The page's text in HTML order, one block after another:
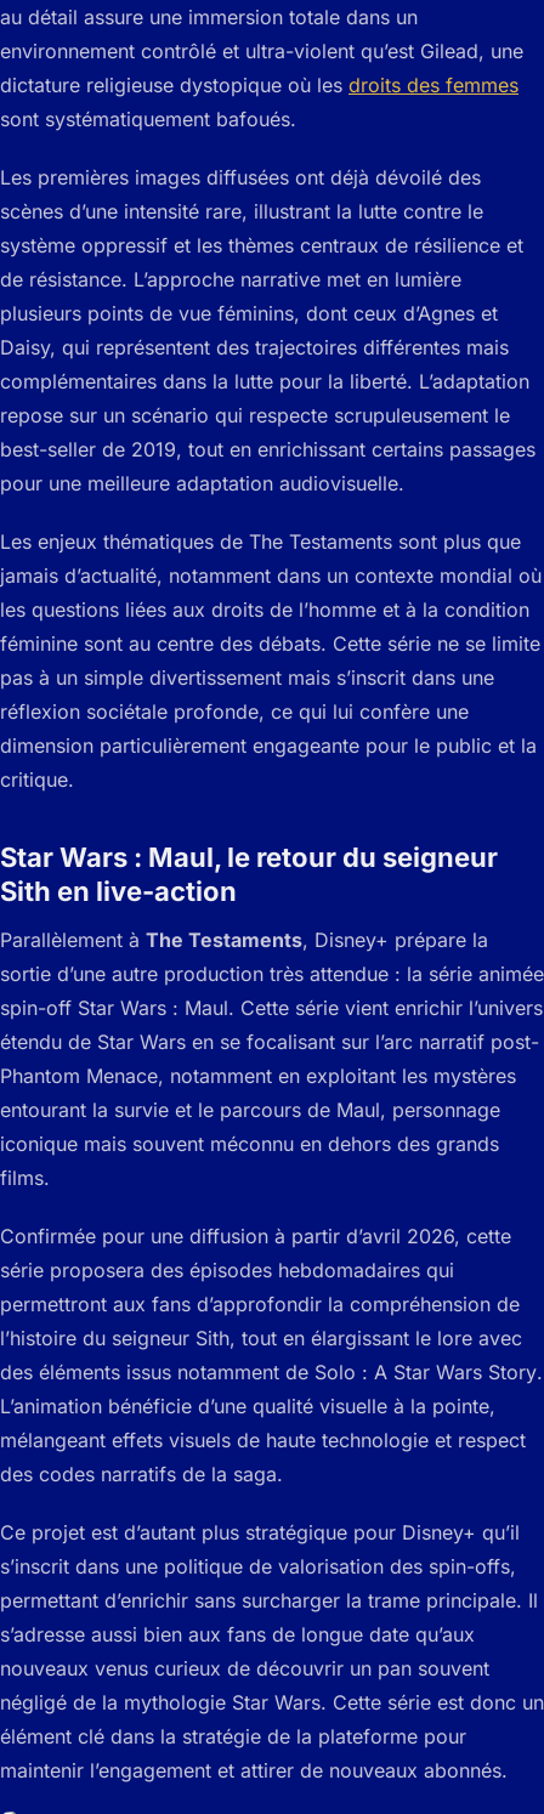
au détail assure une immersion totale dans un
environnement contrôlé et ultra-violent qu’est Gilead, une
dictature religieuse dystopique où les droits des femmes
sont systématiquement bafoués.
Les premières images diffusées ont déjà dévoilé des
scènes d’une intensité rare, illustrant la lutte contre le
système oppressif et les thèmes centraux de résilience et
de résistance. L’approche narrative met en lumière
plusieurs points de vue féminins, dont ceux d’Agnes et
Daisy, qui représentent des trajectoires différentes mais
complémentaires dans la lutte pour la liberté. L’adaptation
repose sur un scénario qui respecte scrupuleusement le
best-seller de 2019, tout en enrichissant certains passages
pour une meilleure adaptation audiovisuelle.
Les enjeux thématiques de The Testaments sont plus que
jamais d’actualité, notamment dans un contexte mondial où
les questions liées aux droits de l’homme et à la condition
féminine sont au centre des débats. Cette série ne se limite
pas à un simple divertissement mais s’inscrit dans une
réflexion sociétale profonde, ce qui lui confère une
dimension particulièrement engageante pour le public et la
critique.
Star Wars : Maul, le retour du seigneur
Sith en live-action
Parallèlement à The Testaments, Disney+ prépare la
sortie d’une autre production très attendue : la série animée
spin-off Star Wars : Maul. Cette série vient enrichir l’univers
étendu de Star Wars en se focalisant sur l’arc narratif post-
Phantom Menace, notamment en exploitant les mystères
entourant la survie et le parcours de Maul, personnage
iconique mais souvent méconnu en dehors des grands
films.
Confirmée pour une diffusion à partir d’avril 2026, cette
série proposera des épisodes hebdomadaires qui
permettront aux fans d’approfondir la compréhension de
l’histoire du seigneur Sith, tout en élargissant le lore avec
des éléments issus notamment de Solo : A Star Wars Story.
L’animation bénéficie d’une qualité visuelle à la pointe,
mélangeant effets visuels de haute technologie et respect
des codes narratifs de la saga.
Ce projet est d’autant plus stratégique pour Disney+ qu’il
s’inscrit dans une politique de valorisation des spin-offs,
permettant d’enrichir sans surcharger la trame principale. Il
s’adresse aussi bien aux fans de longue date qu’aux
nouveaux venus curieux de découvrir un pan souvent
négligé de la mythologie Star Wars. Cette série est donc un
élément clé dans la stratégie de la plateforme pour
maintenir l’engagement et attirer de nouveaux abonnés.